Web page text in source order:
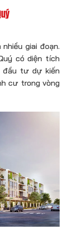
giai đoạn.
có diện tích
đầu tư dự kiến
cư trong vòng